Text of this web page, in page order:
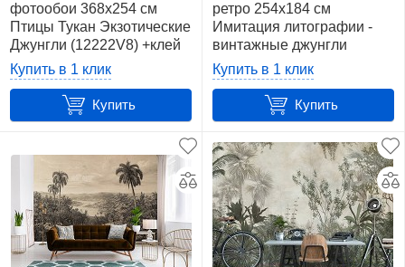
290
30
460
х
см.
(13,8
фотообои 368x254 см
Птицы Тукан Экзотические
Джунгли (12222V8) +клей
Купить в 1 клик
Купить
ретро 254x184 см
Имитация литографии -
винтажные джунгли
(14593V4)+клей
Купить в 1 клик
Купить